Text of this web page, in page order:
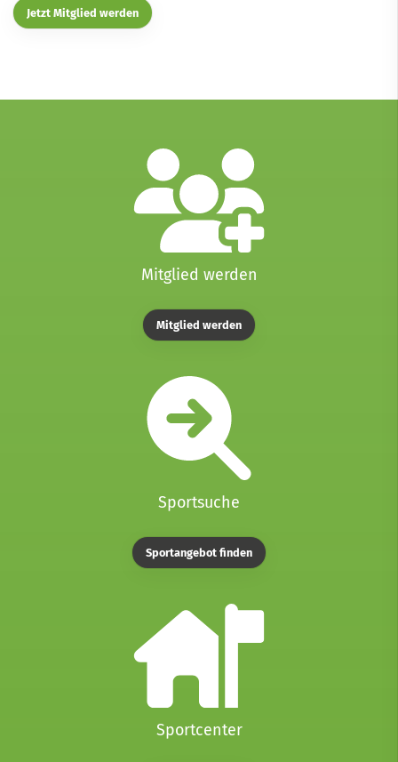
Jetzt Mitglied werden
Mitglied werden
Mitglied werden
Sportsuche
Sportangebot finden
Sportcenter